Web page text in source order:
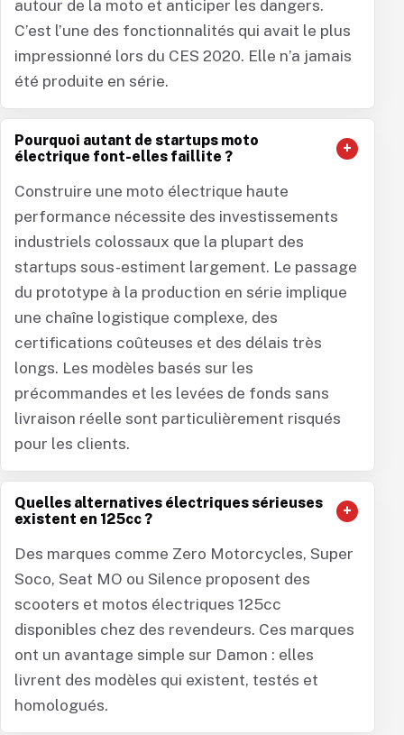
autour de la moto et anticiper les dangers.
C’est l’une des fonctionnalités qui avait le plus
impressionné lors du CES 2020. Elle n’a jamais
été produite en série.
Pourquoi autant de startups moto
électrique font-elles faillite ?
Construire une moto électrique haute
performance nécessite des investissements
industriels colossaux que la plupart des
startups sous-estiment largement. Le passage
du prototype à la production en série implique
une chaîne logistique complexe, des
certifications coûteuses et des délais très
longs. Les modèles basés sur les
précommandes et les levées de fonds sans
livraison réelle sont particulièrement risqués
pour les clients.
Quelles alternatives électriques sérieuses
existent en 125cc ?
Des marques comme Zero Motorcycles, Super
Soco, Seat MO ou Silence proposent des
scooters et motos électriques 125cc
disponibles chez des revendeurs. Ces marques
ont un avantage simple sur Damon : elles
livrent des modèles qui existent, testés et
homologués.